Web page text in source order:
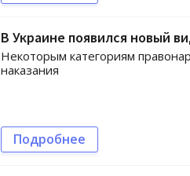
В Украине появился новый
Некоторым категориям
наказания
Подробнее